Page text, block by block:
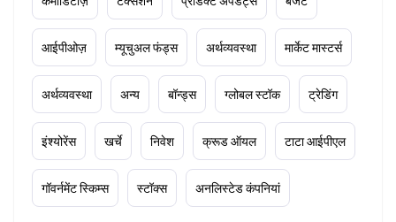
आईपीओज़ म्यूचुअल फंड्स अर्थव्यवस्था मार्केट मास्टर्स
अर्थव्यवस्था अन्य बॉन्ड्स ग्लोबल स्टॉक ट्रेडिंग
इंश्योरेंस खर्चे निवेश क्रूड ऑयल टाटा आईपीएल
गॉवर्नमेंट स्किम्स स्टॉक्स अनलिस्टेड कंपनियां